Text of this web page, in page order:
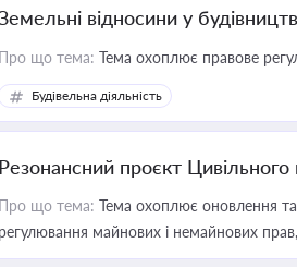
відносини у
Про що тема: Тема охоплює правове
Будівельна діяльність
Резонансний проєкт Цивільного
Про що тема: Тема охоплює оновлення
регулювання майнових і немайнових